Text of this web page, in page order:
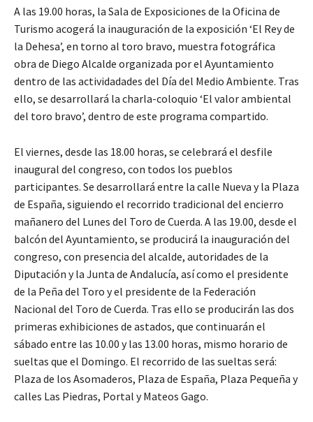
A las 19.00 horas, la Sala de Exposiciones de la Oficina de
Turismo acogerá la inauguración de la exposición ‘El Rey de
la Dehesa’, en torno al toro bravo, muestra fotográfica
obra de Diego Alcalde organizada por el Ayuntamiento
dentro de las actividadades del Día del Medio Ambiente. Tras
ello, se desarrollará la charla-coloquio ‘El valor ambiental
del toro bravo’, dentro de este programa compartido.
El viernes, desde las 18.00 horas, se celebrará el desfile
inaugural del congreso, con todos los pueblos
participantes. Se desarrollará entre la calle Nueva y la Plaza
de España, siguiendo el recorrido tradicional del encierro
mañanero del Lunes del Toro de Cuerda. A las 19.00, desde el
balcón del Ayuntamiento, se producirá la inauguración del
congreso, con presencia del alcalde, autoridades de la
Diputación y la Junta de Andalucía, así como el presidente
de la Peña del Toro y el presidente de la Federación
Nacional del Toro de Cuerda. Tras ello se producirán las dos
primeras exhibiciones de astados, que continuarán el
sábado entre las 10.00 y las 13.00 horas, mismo horario de
sueltas que el Domingo. El recorrido de las sueltas será:
Plaza de los Asomaderos, Plaza de España, Plaza Pequeña y
calles Las Piedras, Portal y Mateos Gago.